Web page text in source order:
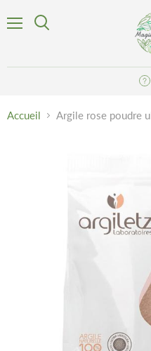
Accueil Argile rose poudre